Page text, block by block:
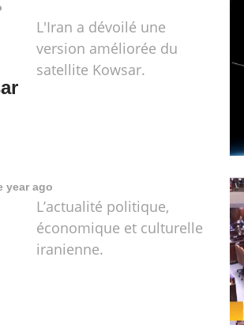
L'Iran a dévoilé une
version améliorée du
satellite Kowsar.
year ago
L’actualité politique,
économique et culturelle
iranienne.